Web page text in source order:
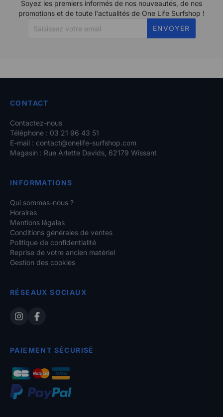
Soyez les premiers informés de nos nouveautés, de nos
promotions et de toute l'actualités de One Life Surfshop !
ENVOYER
CONTACT
Contactez-nous
Téléphone : 03 21 96 43 51
E-mail : contact@onelife-surfshop.com
Magasin : Rue Arlette Davids, 62179 Wissant
INFORMATIONS
Qui sommes-nous ?
Horaires
Mentions légales
Conditions générales de ventes
Politique de confidentialité
Reprise de votre ancien matériel
Gestion des cookies
RÉSEAUX SOCIAUX
PAIEMENT SÉCURISÉ